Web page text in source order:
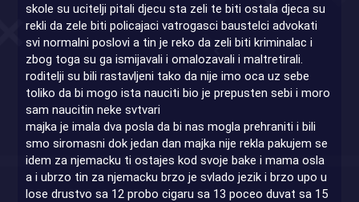
skole su ucitelji pitali djecu sta zeli te biti ostala djeca su
rekli da zele biti policajaci vatrogasci baustelci advokati
svi normalni poslovi a tin je reko da zeli biti kriminalac i
zbog toga su ga ismijavali i omalozavali i maltretirali.
roditelji su bili rastavljeni tako da nije imo oca uz sebe
toliko da bi mogo ista nauciti bio je prepusten sebi i moro
sam naucitin neke svtvari
majka je imala dva posla da bi nas mogla prehraniti i bili
smo siromasni dok jedan dan majka nije rekla pakujem se
idem za njemacku ti ostajes kod svoje bake i mama osla
a i ubrzo tin za njemacku brzo je svlado jezik i brzo upo u
lose drustvo sa 12 probo cigaru sa 13 poceo duvat sa 15